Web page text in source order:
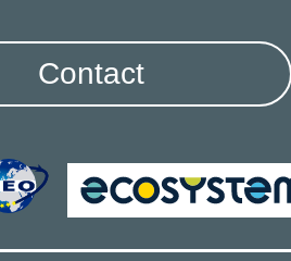
Contact